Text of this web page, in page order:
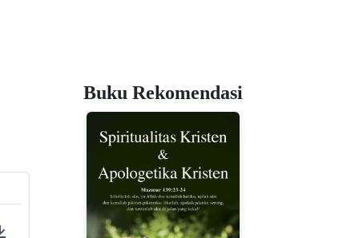
Buku Rekomendasi